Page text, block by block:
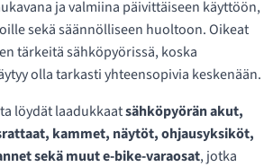
ja valmiina päivittäiseen käyttöön,
sekä säännölliseen huoltoon. Oikeat
tärkeitä sähköpyörissä, koska
olla tarkasti yhteensopivia keskenään.
löydät laadukkaatsähköpyörän akut,
kammet, näytöt, ohjausyksiköt,
sekä muut e-bike-varaosat, jotka